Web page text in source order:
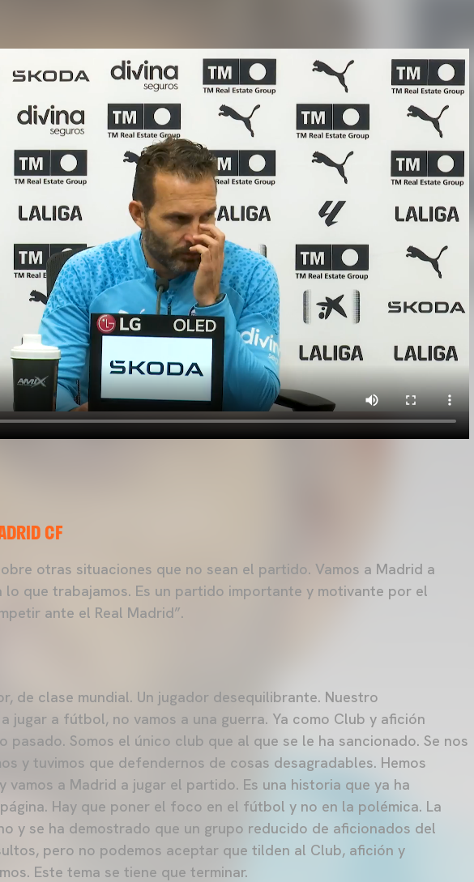
CF
otras situaciones que no sean el partido. Vamos a Madrid a
que trabajamos. Es un partido importante y motivante por el
ante el Real Madrid”.
de clase mundial. Un jugador desequilibrante. Nuestro
jugar a fútbol, no vamos a una guerra. Ya como Club y afición
pasado. Somos el único club que al que se le ha sancionado. Se nos
y tuvimos que defendernos de cosas desagradables. Hemos
a Madrid a jugar el partido. Es una historia que ya ha
Hay que poner el foco en el fútbol y no en la polémica. La
y se ha demostrado que un grupo reducido de aficionados del
pero no podemos aceptar que tilden al Club, afición y
Este tema se tiene que terminar.